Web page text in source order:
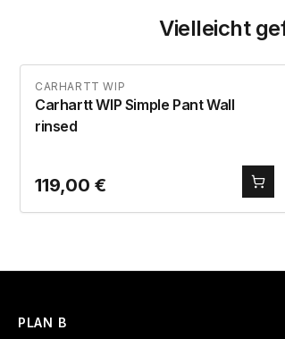
Vielleicht
CARHARTT WIP
Carhartt WIP Simple Pant Wall
rinsed
119,00 €
PLAN B